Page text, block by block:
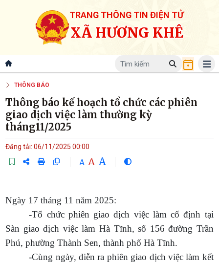
TRANG THÔNG TIN ĐIỆN TỬ
XÃ HƯƠNG KHÊ
THÔNG BÁO
Thông báo kế hoạch tổ chức các phiên
giao dịch việc làm thường kỳ
tháng11/2025
Đăng tải: 06/11/2025 00:00
A A A
Ngày 17 tháng 11 năm 2025:
-Tổ chức phiên giao dịch việc làm cố định tại
Sàn giao dịch việc làm Hà Tĩnh, số 156 đường Trần
Phú, phường Thành Sen, thành phố Hà Tĩnh.
-Cùng ngày, diễn ra phiên giao dịch việc làm kết